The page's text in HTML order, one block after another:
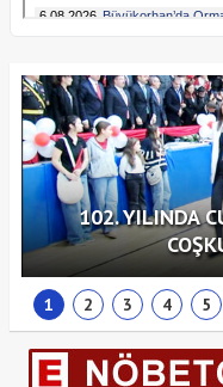
102. YILINDA
1 2 3 4 5